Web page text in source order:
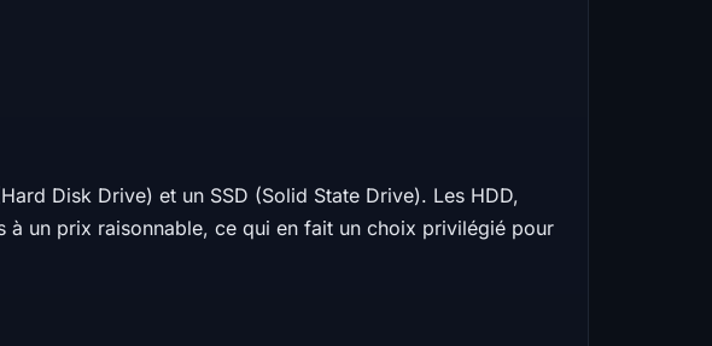
Disk Drive) et un SSD (Solid State Drive). Les HDD,
à un prix raisonnable, ce qui en fait un choix privilégié pour